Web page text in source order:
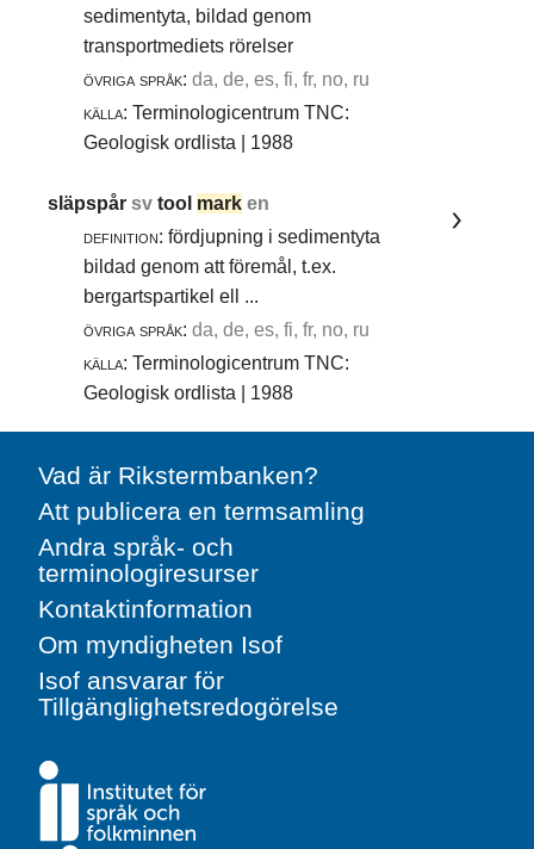
sedimentyta, bildad genom
transportmediets rörelser
övriga språk: da, de, es, fi, fr, no, ru
källa: Terminologicentrum TNC:
Geologisk ordlista | 1988
släpspårsvtool mark en
definition: fördjupning i sedimentyta
bildad genom att föremål, t.ex.
bergartspartikel ell ...
övriga språk: da, de, es, fi, fr, no, ru
källa: Terminologicentrum TNC:
Geologisk ordlista | 1988
Vad är Rikstermbanken?
Att publicera en termsamling
Andra språk- och
terminologiresurser
Kontaktinformation
Om myndigheten Isof
Isof ansvarar för
Tillgänglighetsredogörelse